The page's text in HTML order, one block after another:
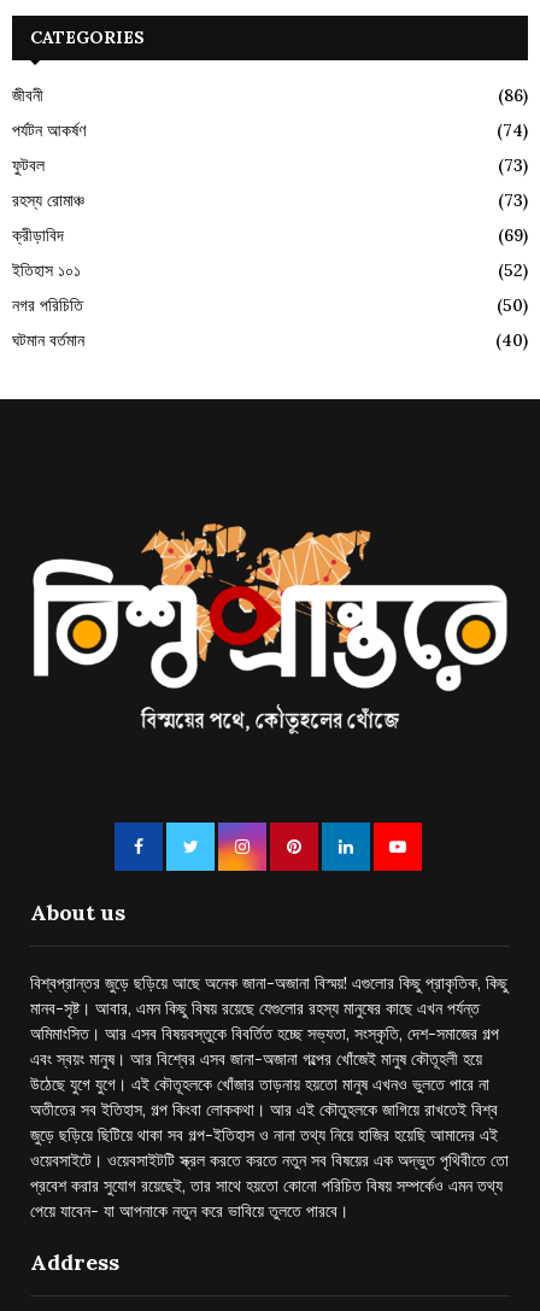
CATEGORIES
জীবনী
(86)
পর্যটন আকর্ষণ
(74)
ফুটবল
(73)
রহস্য রোমাঞ্চ
(73)
ক্রীড়াবিদ
(69)
ইতিহাস ১০১
(52)
নগর পরিচিতি
(50)
ঘটমান বর্তমান
(40)
About us
বিশ্বপ্রান্তর জুড়ে ছড়িয়ে আছে অনেক জানা-অজানা বিস্ময়! এগুলোর কিছু প্রাকৃতিক, কিছু
মানব-সৃষ্ট। আবার, এমন কিছু বিষয় রয়েছে যেগুলোর রহস্য মানুষের কাছে এখন পর্যন্ত
অমিমাংসিত। আর এসব বিষয়বস্তুকে বিবর্তিত হচ্ছে সভ্যতা, সংস্কৃতি, দেশ-সমাজের গল্প
এবং স্বয়ং মানুষ। আর বিশ্বের এসব জানা-অজানা গল্পের খোঁজেই মানুষ কৌতূহলী হয়ে
উঠেছে যুগে যুগে। এই কৌতূহলকে খোঁজার তাড়নায় হয়তো মানুষ এখনও ভুলতে পারে না
অতীতের সব ইতিহাস, গল্প কিংবা লোককথা। আর এই কৌতুহলকে জাগিয়ে রাখতেই বিশ্ব
জুড়ে ছড়িয়ে ছিটিয়ে থাকা সব গল্প-ইতিহাস ও নানা তথ্য নিয়ে হাজির হয়েছি আমাদের এই
ওয়েবসাইটে। ওয়েবসাইটটি স্ক্রল করতে করতে নতুন সব বিষয়ের এক অদ্ভুত পৃথিবীতে তো
প্রবেশ করার সুযোগ রয়েছেই, তার সাথে হয়তো কোনো পরিচিত বিষয় সম্পর্কেও এমন তথ্য
পেয়ে যাবেন- যা আপনাকে নতুন করে ভাবিয়ে তুলতে পারবে।
Address